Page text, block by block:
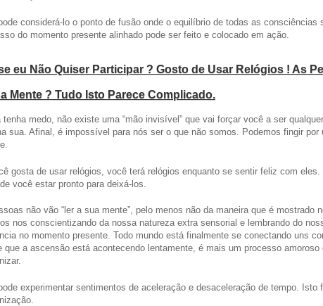
considerá-lo o ponto de fusão onde o equilíbrio de todas as consciências
do momento presente alinhado pode ser feito e colocado em ação.
eu Não Quiser Participar ? Gosto de Usar Relógios ! As
Mente ? Tudo Isto Parece Complicado.
tenha medo, não existe uma “mão invisível” que vai forçar você a ser
sua. Afinal, é impossível para nós ser o que não somos. Podemos fingir por
gosta de usar relógios, você terá relógios enquanto se sentir feliz com
você estar pronto para deixá-los.
não vão “ler a sua mente”, pelo menos não da maneira que é mostrado
nos conscientizando da nossa natureza extra sensorial e lembrando do
no momento presente. Todo mundo está finalmente se conectando uns
que a ascensão está acontecendo lentamente, é mais um processo
experimentar sentimentos de aceleração e desaceleração de tempo. Isto